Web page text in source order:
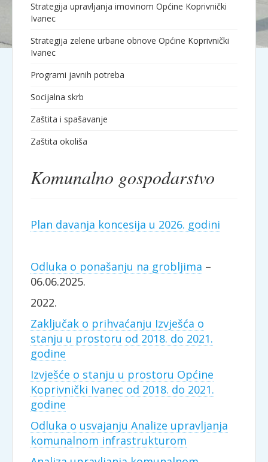
Strategija upravljanja imovinom Općine Koprivnički
Ivanec
Strategija zelene urbane obnove Općine Koprivnički
Ivanec
Programi javnih potreba
Socijalna skrb
Zaštita i spašavanje
Zaštita okoliša
Komunalno gospodarstvo
Plan davanja koncesija u 2026. godini
Odluka o ponašanju na grobljima –
06.06.2025.
2022.
Zaključak o prihvaćanju Izvješća o
stanju u prostoru od 2018. do 2021.
godine
Izvješće o stanju u prostoru Općine
Koprivnički Ivanec od 2018. do 2021.
godine
Odluka o usvajanju Analize upravljanja
komunalnom infrastrukturom